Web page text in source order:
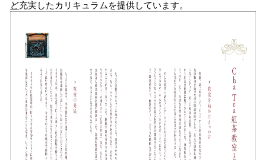
ど充実したカリキュラムを提供しています。